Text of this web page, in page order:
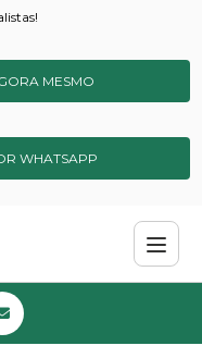
MESMO
WHATSAPP